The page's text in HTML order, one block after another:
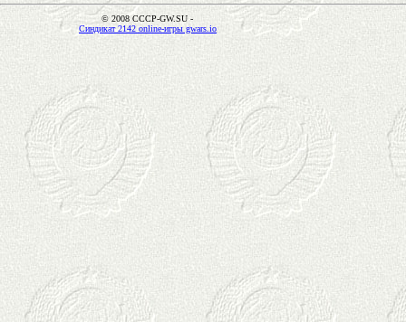
© 2008 CCCP-GW.SU -
Синдикат 2142 online-игры gwars.io